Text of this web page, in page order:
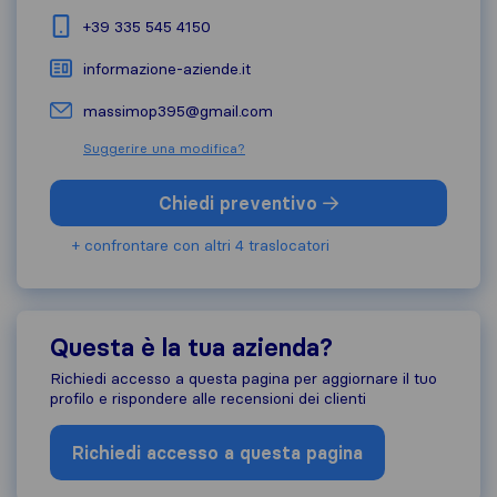
+39 335 545 4150
informazione-aziende.it
massimop395@gmail.com
Suggerire una modifica?
Chiedi preventivo
+ confrontare con altri 4 traslocatori
Questa è la tua azienda?
Richiedi accesso a questa pagina per aggiornare il tuo
profilo e rispondere alle recensioni dei clienti
Richiedi accesso a questa pagina